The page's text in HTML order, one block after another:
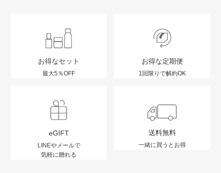
お得なセット
最大5％OFF
お得な定期便
1回限りで解約OK
eGIFT
LINEやメールで
気軽に贈れる
送料無料
一緒に買うとお得